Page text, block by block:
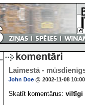
Laimestā -
John Doe @ 2002-11-08 10:00
Skatīt komentārus: viltīgi